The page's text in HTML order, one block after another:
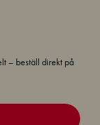
– beställ direkt på